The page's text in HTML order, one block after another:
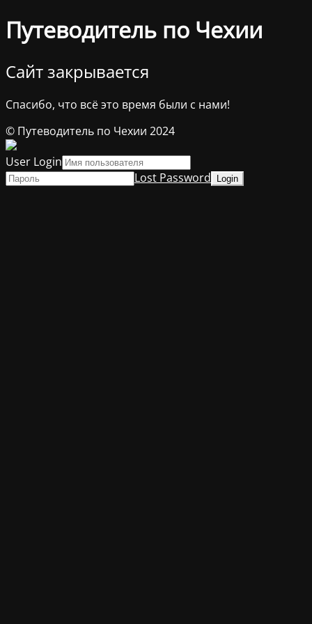
Путеводитель по Чехии
Сайт закрывается
Спасибо, что всё это время были с нами!
© Путеводитель по Чехии 2024
User Login
Lost Password